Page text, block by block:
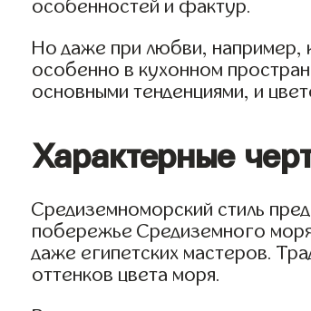
особенностей и фактур.
Но даже при любви, например,
особенно в кухонном
основными тенденциями, и
Характерные
Средиземноморский стиль
побережье Средиземного
даже египетских мастеров.
оттенков цвета моря.